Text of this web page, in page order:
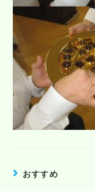
おすすめ